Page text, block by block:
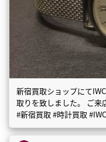
新宿買取ショップにて
取りを致しました。 ご来
#新宿買取 #時計買取